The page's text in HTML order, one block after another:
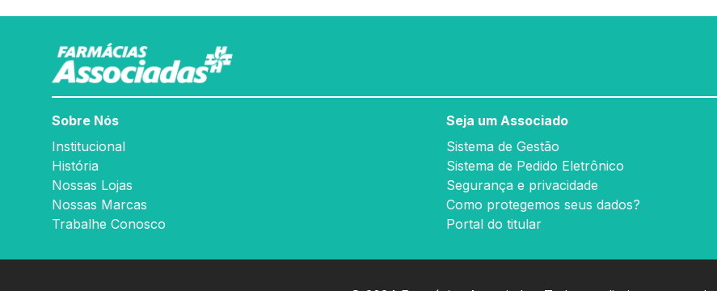
Sobre Nós
Institucional
História
Nossas Lojas
Nossas Marcas
Trabalhe Conosco
Seja um Associado
Sistema de Gestão
Sistema de Pedido Eletrônico
Segurança e privacidade
Como protegemos seus dados?
Portal do titular